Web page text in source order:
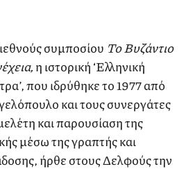
συμποσίου Το Βυζάντιο
η ιστορική ‘Ελληνική
που ιδρύθηκε το 1977 από
και τους συνεργάτες
και παρουσίαση της
μέσω της γραπτής και
ήρθε στους Δελφούς την